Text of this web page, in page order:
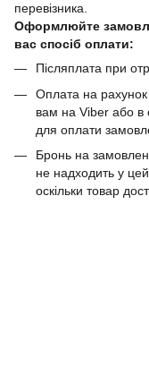
перевізника.
Оформлюйте
вас спосіб оплати:
Післяплата при
Оплата на
вам на Viber або в
для оплати
Бронь на
не надходить у
оскільки товар